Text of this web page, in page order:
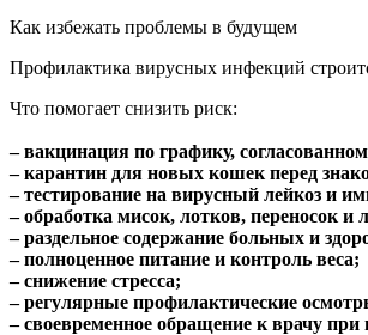
Как избежать проблемы в будущем
Профилактика вирусных инфекций
Что помогает снизить риск:
– вакцинация по графику,
– карантин для новых кошек перед
– тестирование на вирусный лейкоз и
– обработка мисок, лотков, переносок и
– раздельное содержание больных и
– полноценное питание и контроль веса;
– снижение стресса;
– регулярные профилактические
– своевременное обращение к врачу при